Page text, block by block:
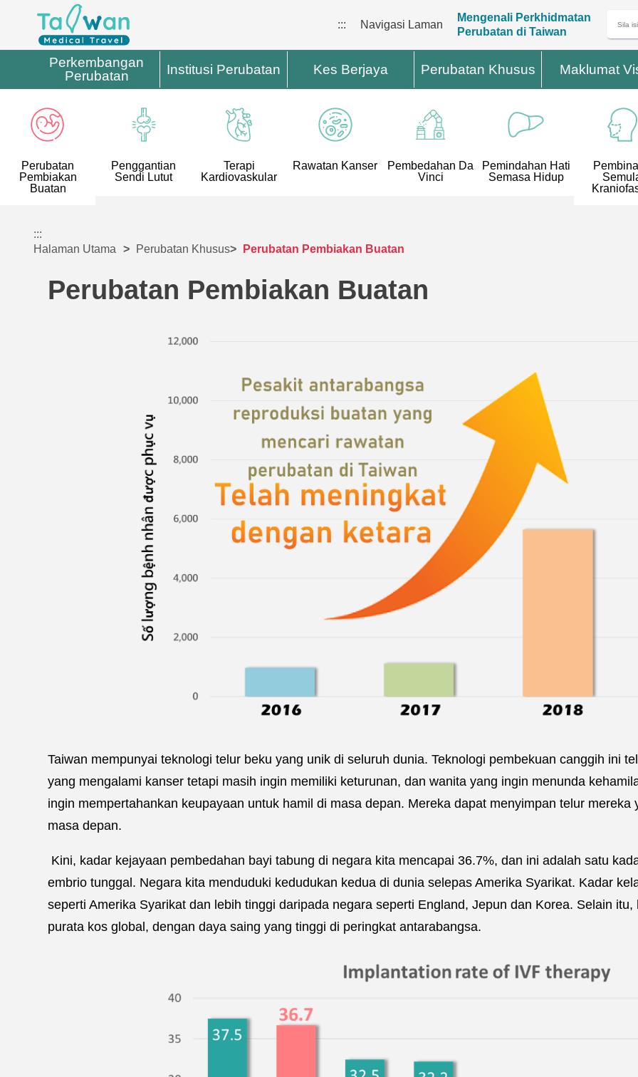
::: Navigasi Laman
Mengenali Perkhidmatan
Perubatan di Taiwan
Perkembangan
Perubatan
Institusi Perubatan Kes Berjaya Perubatan Khusus Maklumat
Perubatan
Pembiakan
Buatan
Penggantian
Sendi Lutut
Terapi
Kardiovaskular
Rawatan Kanser
Pembedahan Da
Vinci
Pemindahan Hati
Semasa Hidup
:::
Halaman Utama
Perubatan Khusus Perubatan Pembiakan Buatan
Perubatan Pembiakan Buatan
Taiwan mempunyai teknologi telur beku yang unik di seluruh dunia. Teknologi pembekuan canggih ini
yang mengalami kanser tetapi masih ingin memiliki keturunan, dan wanita yang ingin menunda
ingin mempertahankan keupayaan untuk hamil di masa depan. Mereka dapat menyimpan telur
masa depan.
Kini, kadar kejayaan pembedahan bayi tabung di negara kita mencapai 36.7%, dan ini adalah satu
embrio tunggal. Negara kita menduduki kedudukan kedua di dunia selepas Amerika Syarikat. Kadar
seperti Amerika Syarikat dan lebih tinggi daripada negara seperti England, Jepun dan Korea. Selain
purata kos global, dengan daya saing yang tinggi di peringkat antarabangsa.